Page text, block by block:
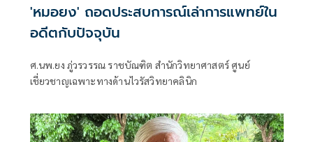
'หมอยง' ถอดประสบการณ์เล่าการแพทย์ใน
อดีตกับปัจจุบัน
ศ.นพ.ยง ภู่วรวรรณ ราชบัณฑิต สำนักวิทยาศาสตร์ ศูนย์
เชี่ยวชาญเฉพาะทางด้านไวรัสวิทยาคลินิก